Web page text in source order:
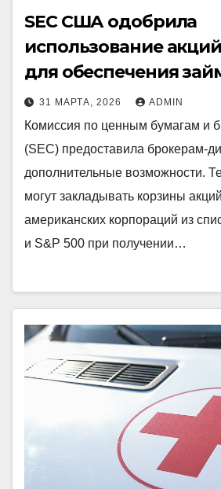
SEC США одобрила
использование
для обеспечения
31 МАРТА, 2026 ADMIN
Комиссия по ценным бумагам и
(SEC) предоставила брокерам-
дополнительные возможности.
могут закладывать корзины
американских корпораций из
и S&P 500 при получении…